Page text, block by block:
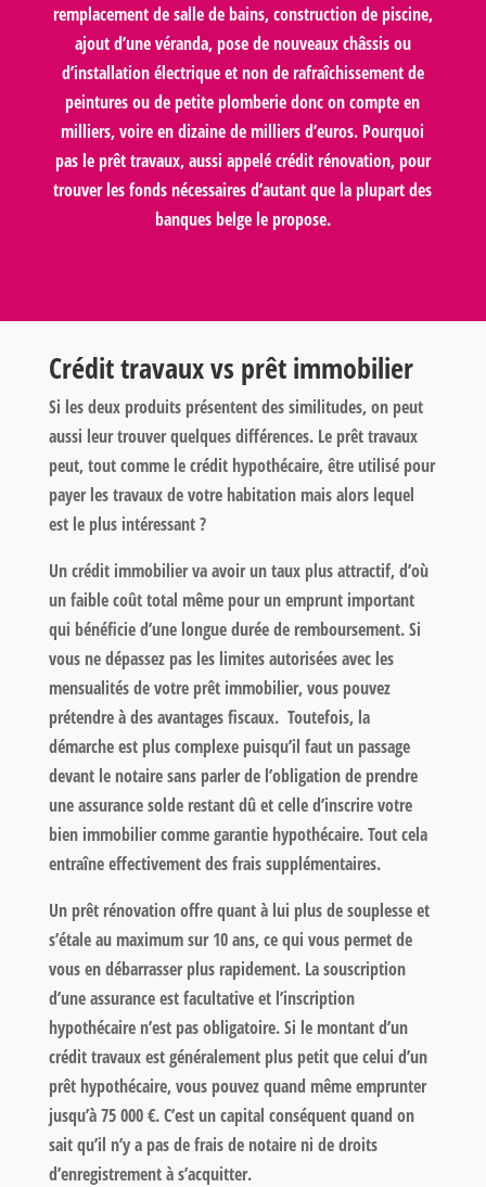
remplacement de salle de bains, construction de piscine,
ajout d’une véranda, pose de nouveaux châssis ou
d’installation électrique et non de rafraîchissement de
peintures ou de petite plomberie donc on compte en
milliers, voire en dizaine de milliers d’euros. Pourquoi
pas le prêt travaux, aussi appelé crédit rénovation, pour
trouver les fonds nécessaires d’autant quela plupart des
banques belge le propose.
Crédit travaux vs prêt immobilier
Si les deux produits présentent des similitudes, on peut
aussi leur trouver quelques différences. Le prêt travaux
peut, tout comme le crédit hypothécaire, être utilisé pour
payer les travaux de votre habitation mais alors lequel
est le plus intéressant ?
Un crédit immobilier va avoir un taux plus attractif, d’où
un faible coût total même pour un emprunt important
qui bénéficie d’une longue durée de remboursement. Si
vous ne dépassez pas les limites autorisées avec les
mensualités de votre prêt immobilier, vous pouvez
prétendre à desavantages fiscaux. Toutefois, la
démarche est plus complexe puisqu’il faut un passage
devant le notairesans parler de l’obligation de prendre
une assurance solde restant dû et celle d’inscrire votre
bien immobilier comme garantie hypothécaire. Tout cela
entraîne effectivement des frais supplémentaires.
Un prêt rénovation offre quant à lui plus de souplesse et
s’étale au maximum sur 10 ans, ce qui vous permet de
vous en débarrasser plus rapidement. La souscription
d’une assurance est facultative et l’inscription
hypothécaire n’est pas obligatoire. Si le montant d’un
crédit travaux est généralement plus petit que celui d’un
prêt hypothécaire,vous pouvez quand même emprunter
jusqu’à 75 000 €. C’est un capital conséquent quand on
sait qu’il n’y a pas de frais de notaire ni de droits
d’enregistrement à s’acquitter.